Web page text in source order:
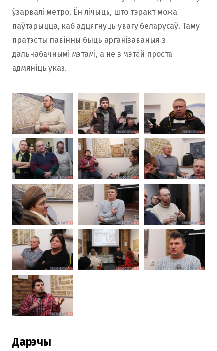
ўзарвалі метро. Ён лічыць, што тэракт можа
паўтарыцца, каб адцягнуць увагу беларусаў. Таму
пратэсты павінны быць арганізаваныя з
дальнабачнымі мэтамі, а не з мэтай проста
адмяніць указ.
Дарэчы